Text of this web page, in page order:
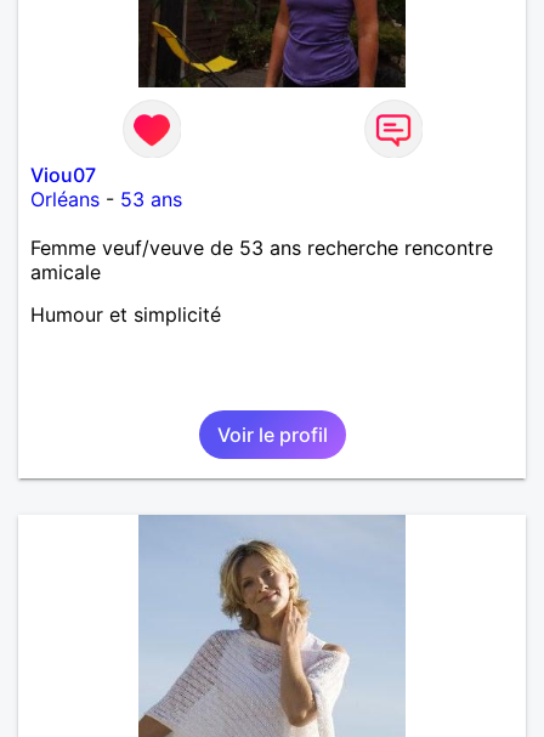
Viou07
Orléans - 53 ans
Femme veuf/veuve de 53 ans recherche rencontre
amicale
Humour et simplicité
Voir le profil